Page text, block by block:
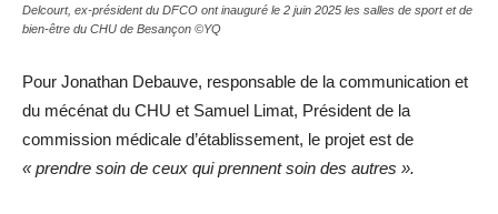
Delcourt, ex-président du DFCO ont inauguré le 2 juin 2025 les salles de sport et de
bien-être du CHU de Besançon ©YQ
Pour Jonathan Debauve, responsable de la communication et
du mécénat du CHU et Samuel Limat, Président de la
commission médicale d’établissement, le projet est de
« prendre soin de ceux qui prennent soin des autres ».